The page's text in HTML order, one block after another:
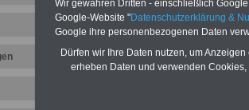
Einigungsstelle
(1) Die
Einigungsstelle
Wir gewähren Dritten - einschließlich
Google-Website "Datenschutzerklärung &
Google ihre personenbezogenen Daten
Dürfen wir Ihre Daten nutzen, um
erheben Daten und verwenden